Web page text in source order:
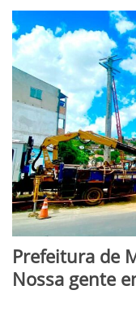
Prefeitura de
Nossa gente